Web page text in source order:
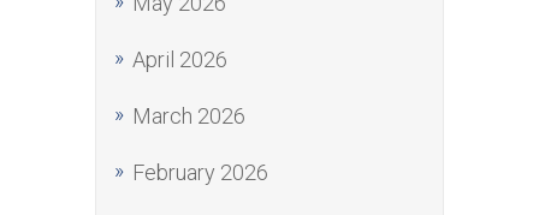
April 2026
March 2026
February 2026